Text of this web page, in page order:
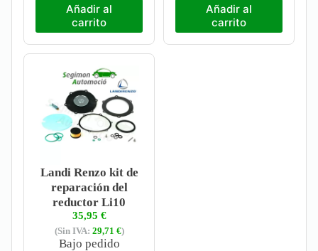
Añadir al
carrito
Añadir al
carrito
Landi Renzo kit de
reparación del
reductor Li10
35,95 €
(Sin IVA: 29,71 €)
Bajo pedido